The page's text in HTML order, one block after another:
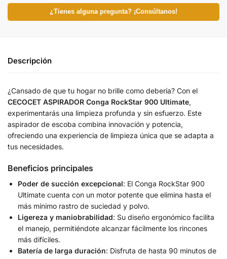
¿Tienes alguna pregunta? ¡Consúltanos!
Descripción
¿Cansado de que tu hogar no brille como debería? Con el
CECOCET ASPIRADOR Conga RockStar 900 Ultimate,
experimentarás una limpieza profunda y sin esfuerzo. Este
aspirador de escoba combina innovación y potencia,
ofreciendo una experiencia de limpieza única que se adapta a
tus necesidades.
Beneficios principales
Poder de succión excepcional: El Conga RockStar 900
Ultimate cuenta con un motor potente que elimina hasta el
más mínimo rastro de suciedad y polvo.
Ligereza y maniobrabilidad: Su diseño ergonómico facilita
el manejo, permitiéndote alcanzar fácilmente los rincones
más difíciles.
Batería de larga duración: Disfruta de hasta 90 minutos de